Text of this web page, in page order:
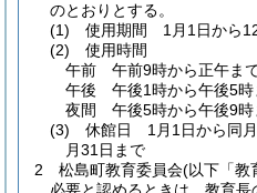
のとおりとする。
(1)
使用期間 1月1日から
(2)
使用時間
午前 午前9時から正午ま
午後 午後1時から午後5時
夜間 午後5時から午後9時
(3)
休館日 1月1日から同
月31日まで
2
松島町教育委員会(以下「教